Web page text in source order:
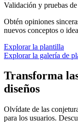
Validación y pruebas
Obtén opiniones
nuevos conceptos o
Explorar la plantilla
Explorar la galería de
Transforma
diseños
Olvídate de las
para los usuarios.